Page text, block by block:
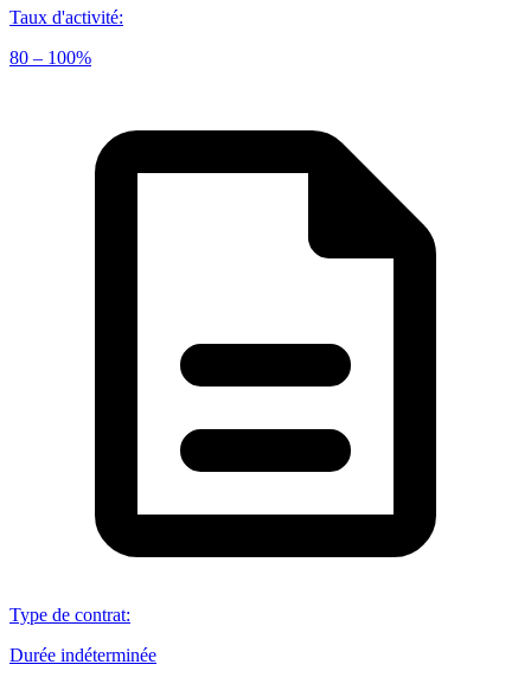
Taux d'activité:
80 – 100%
Type de contrat:
Durée indéterminée